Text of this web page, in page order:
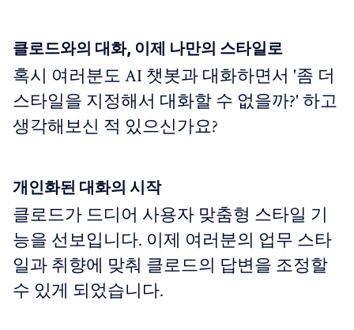
클로드와의 대화, 이제 나만의 스타일로
혹시 여러분도 AI 챗봇과 대화하면서 '좀 더
스타일을 지정해서 대화할 수 없을까?' 하고
생각해보신 적 있으신가요?
개인화된 대화의 시작
클로드가 드디어 사용자 맞춤형 스타일 기
능을 선보입니다. 이제 여러분의 업무 스타
일과 취향에 맞춰 클로드의 답변을 조정할
수 있게 되었습니다.